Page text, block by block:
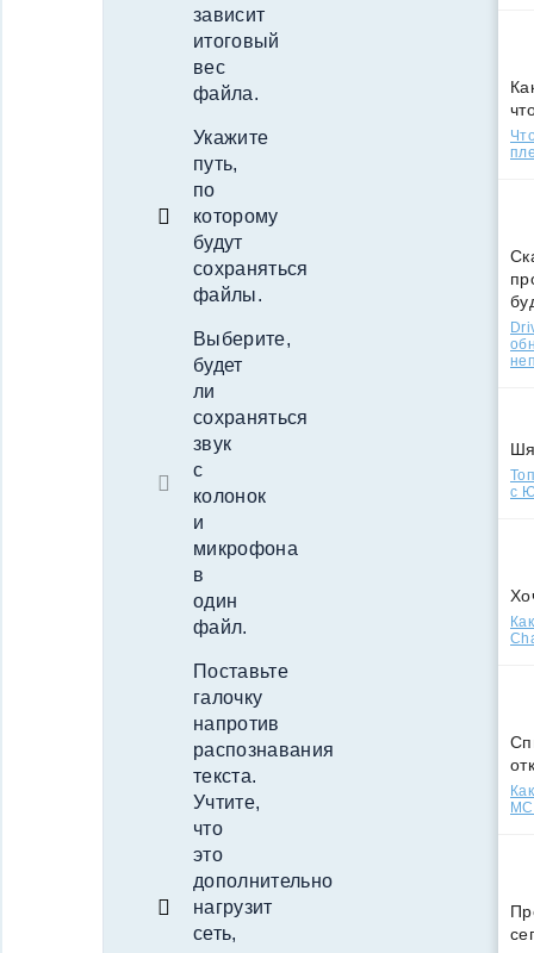
зависит
итоговый
вес
файла.
Укажите
путь,
по
которому
будут
сохраняться
файлы.
Выберите,
будет
ли
сохраняться
звук
с
колонок
и
микрофона
в
один
файл.
Поставьте
галочку
напротив
распознавания
текста.
Учтите,
что
это
дополнительно
нагрузит
сеть,
с